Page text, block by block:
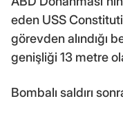
eden USS
görevden alındığı
genişliği 13 metre
Bombalı saldırı